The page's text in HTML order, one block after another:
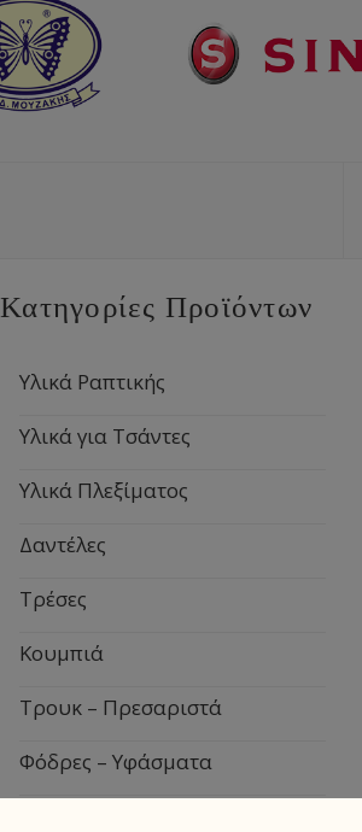
Κατηγορίες Προϊόντων
Υλικά Ραπτικής
Υλικά για Τσάντες
Υλικά Πλεξίματος
Δαντέλες
Τρέσες
Κουμπιά
Τρουκ – Πρεσαριστά
Φόδρες – Υφάσματα